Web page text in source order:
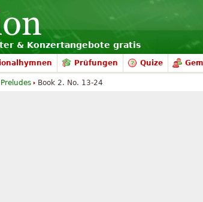
& Konzertangebote gratis
Prüfungen Quize
Book 2. No. 13-24